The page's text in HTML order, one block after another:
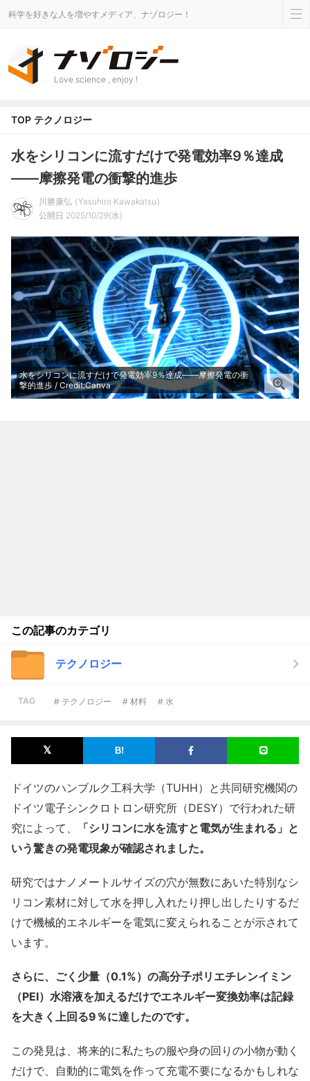
科学を好きな人を増やすメディア、ナゾロジー！
Love science , enjoy !
TOP テクノロジー
水をシリコンに流すだけで発電効率9％達成
――摩擦発電の衝撃的進歩
川勝康弘
Yasuhiro Kawakatsu
公開日 2025/10/29(水)
水をシリコンに流すだけで発電効率9％達成――摩擦発電の衝
撃的進歩 / Credit:Canva
この記事のカテゴリ
テクノロジー
TAG # テクノロジー # 材料 # 水
ドイツのハンブルク工科大学（TUHH）と共同研究機関の
ドイツ電子シンクロトロン研究所（DESY）で行われた研
究によって、
「シリコンに水を流すと電気が生まれる」と
いう驚きの発電現象が確認されました。
研究ではナノメートルサイズの穴が無数にあいた特別なシ
リコン素材に対して水を押し入れたり押し出したりするだ
けで機械的エネルギーを電気に変えられることが示されて
います。
さらに、ごく少量（0.1%）の高分子ポリエチレンイミン
（PEI）水溶液を加えるだけでエネルギー変換効率は記録
を大きく上回る9％に達したのです。
この発見は、将来的に私たちの服や身の回りの小物が動く
だけで、自動的に電気を作って充電不要になるかもしれな